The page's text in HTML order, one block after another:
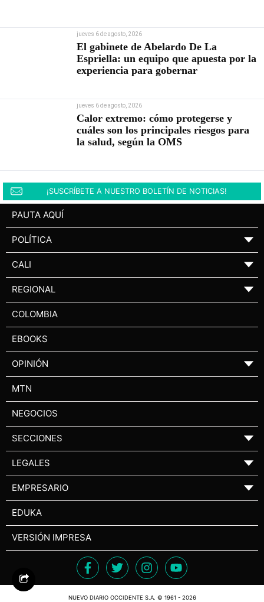
jueves 6 de agosto, 2026
El gabinete de Abelardo De La
Espriella: un equipo que apuesta por la
experiencia para gobernar
jueves 6 de agosto, 2026
Calor extremo: cómo protegerse y
cuáles son los principales riesgos para
la salud, según la OMS
¡SUSCRÍBETE A NUESTRO BOLETÍN DE NOTICIAS!
PAUTA AQUÍ
POLÍTICA ▼
CALI ▼
REGIONAL ▼
COLOMBIA
EBOOKS
OPINIÓN ▼
MTN
NEGOCIOS
SECCIONES ▼
LEGALES ▼
EMPRESARIO ▼
EDUKA
VERSIÓN IMPRESA
NUEVO DIARIO OCCIDENTE S.A. © 1961 - 2026